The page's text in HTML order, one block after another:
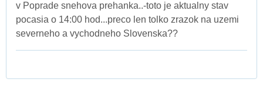
v Poprade snehova prehanka..-toto je aktualny stav
pocasia o 14:00 hod...preco len tolko zrazok na uzemi
severneho a vychodneho Slovenska??